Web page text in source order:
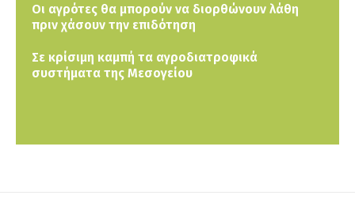
Οι αγρότες θα μπορούν να διορθώνουν λάθη
πριν χάσουν την επιδότηση
Σε κρίσιμη καμπή τα αγροδιατροφικά
συστήματα της Μεσογείου